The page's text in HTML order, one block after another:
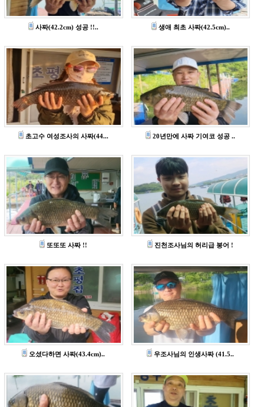
사짜(42.2cm) 성공 !!.. 생애 최초 사짜(42.5cm)..
초고수 여성조사의 사짜(44... 20년만에 사짜 기여코 성공 ..
또또또 사짜 !! 진천조사님의 허리급 붕어 !
오셨다하면 사짜(43.4cm).. 우조사님의 인생사짜 (41.5..